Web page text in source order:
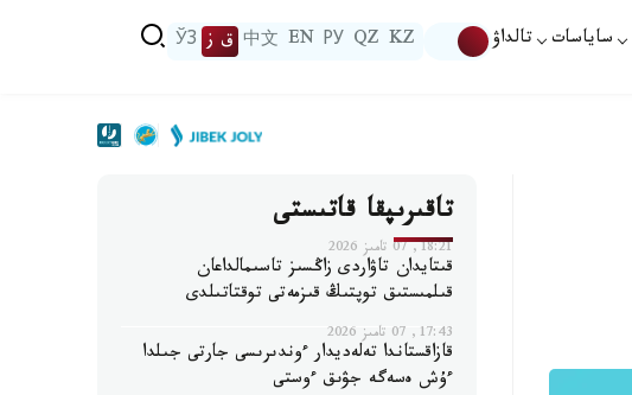
ساياسات تالداۋ KZ
QZ
РУ
EN
中文 ق ز ЎЗ
تاقىرىپقا قاتىستى
18:21, 07 تامىز 2026
قىتايدان تاۋاردى زاڭسىز تاسىمالداعان
قىلمىستىق توپتىڭ قىزمەتى توقتاتىلدى
17:43, 07 تامىز 2026
قازاقستاندا تەلەديدار ءوندىرىسى جارتى جىلدا
ءۇش ەسەگە جۋىق ءوستى